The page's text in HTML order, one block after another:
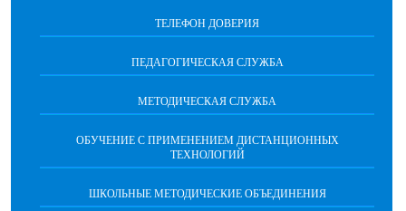
ТЕЛЕФОН ДОВЕРИЯ
ПЕДАГОГИЧЕСКАЯ СЛУЖБА
МЕТОДИЧЕСКАЯ СЛУЖБА
ОБУЧЕНИЕ С ПРИМЕНЕНИЕМ ДИСТАНЦИОННЫХ
ТЕХНОЛОГИЙ
ШКОЛЬНЫЕ МЕТОДИЧЕСКИЕ ОБЪЕДИНЕНИЯ